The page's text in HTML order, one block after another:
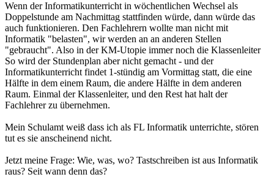
Wenn der Informatikunterricht in wöchentlichen Wechsel als
Doppelstunde am Nachmittag stattfinden würde, dann würde das
auch funktionieren. Den Fachlehrern wollte man nicht mit
Informatik "belasten", wir werden an an anderen Stellen
"gebraucht". Also in der KM-Utopie immer noch die Klassenleiter
So wird der Stundenplan aber nicht gemacht - und der
Informatikunterricht findet 1-stündig am Vormittag statt, die eine
Hälfte in dem einem Raum, die andere Hälfte in dem anderen
Raum. Einmal der Klassenleiter, und den Rest hat halt der
Fachlehrer zu übernehmen.
Mein Schulamt weiß dass ich als FL Informatik unterrichte, stören
tut es sie anscheinend nicht.
Jetzt meine Frage: Wie, was, wo? Tastschreiben ist aus Informatik
raus? Seit wann denn das?